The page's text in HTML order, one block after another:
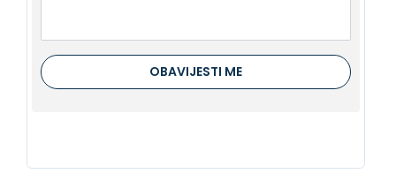
OBAVIJESTI ME